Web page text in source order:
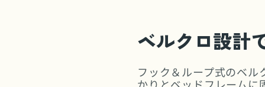
ベルクロ設計
フック＆ループ式のベ